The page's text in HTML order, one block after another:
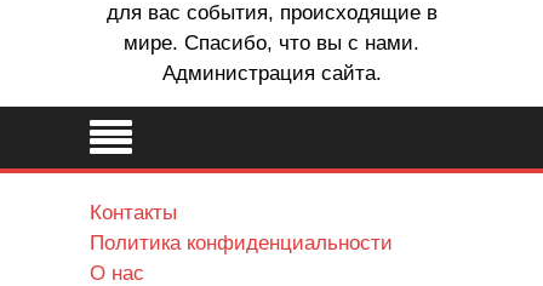
для вас события, происходящие в
мире. Спасибо, что вы с нами.
Администрация сайта.
Контакты
Политика конфиденциальности
О нас